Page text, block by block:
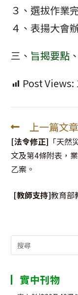
３、選拔作業
４、表揚大會
三、 旨揭要點
Post Views:
Read
more
articles
上一篇文章
[法令修正] 「天
文及第4條附表，
乙案。
[教師支持]教育部
Search
for:
實中刊物